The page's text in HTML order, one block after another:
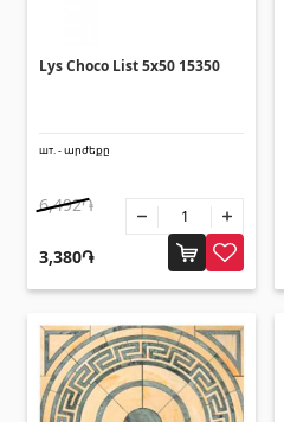
Поликарбонатные
Поликарбонатные листы
Двери
Входные двери(1)
Межкомнатные двери
Lys Choco List 5x50 15350
шт. - արժեքը
6,492֏
3,380֏